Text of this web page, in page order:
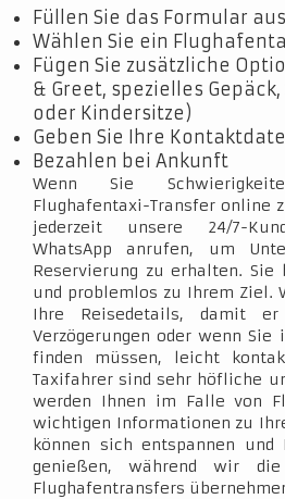
Füllen Sie das Formular aus
Wählen Sie ein
Fügen Sie zusätzliche
& Greet, spezielles
oder Kindersitze)
Geben Sie Ihre
Bezahlen bei Ankunft
Wenn Sie
Flughafentaxi-Transfer online
jederzeit unsere 24/7-
WhatsApp anrufen, um
Reservierung zu erhalten. Sie
und problemlos zu Ihrem Ziel.
Ihre Reisedetails, damit
Verzögerungen oder wenn
finden müssen, leicht
Taxifahrer sind sehr höfliche
werden Ihnen im Falle von
wichtigen Informationen zu
können sich entspannen
genießen, während wir die
Flughafentransfers